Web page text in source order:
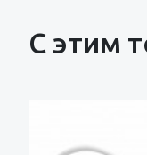
С этим